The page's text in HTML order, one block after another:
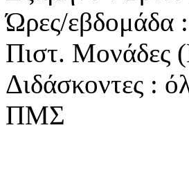
Ώρες/εβδομάδα
Πιστ. Μονάδες
Διδάσκοντες :
ΠΜΣ